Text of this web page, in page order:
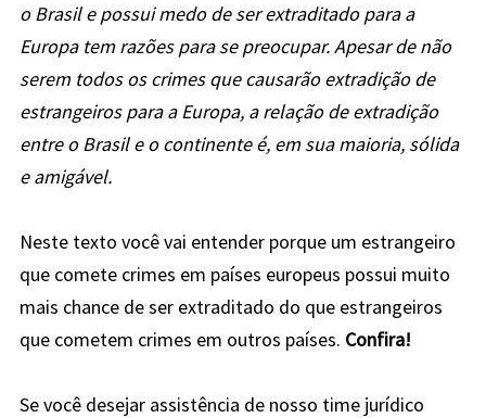
o Brasil e possui medo de ser extraditado para a
Europa tem razões para se preocupar. Apesar de não
serem todos os crimes que causarão extradição de
estrangeiros para a Europa, a relação de extradição
entre o Brasil e o continente é, em sua maioria, sólida
e amigável.
Neste texto você vai entender porque um estrangeiro
que comete crimes em países europeus possui muito
mais chance de ser extraditado do que estrangeiros
que cometem crimes em outros países. Confira!
Se você desejar assistência de nosso time jurídico